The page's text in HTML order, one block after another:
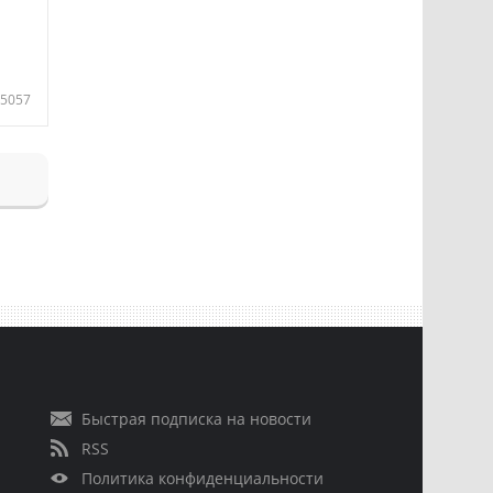
5057
Быстрая подписка на новости
RSS
Политика конфиденциальности